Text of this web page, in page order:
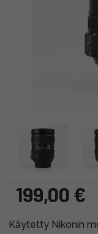
199,00 €
Käytetty Nikonin